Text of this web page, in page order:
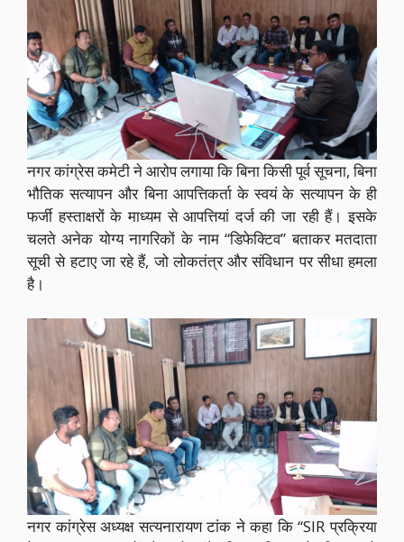
नगर कांग्रेस कमेटी ने आरोप लगाया कि बिना किसी पूर्व सूचना, बिना
भौतिक सत्यापन और बिना आपत्तिकर्ता के स्वयं के सत्यापन के ही
फर्जी हस्ताक्षरों के माध्यम से आपत्तियां दर्ज की जा रही हैं। इसके
चलते अनेक योग्य नागरिकों के नाम “डिफेक्टिव” बताकर मतदाता
सूची से हटाए जा रहे हैं, जो लोकतंत्र और संविधान पर सीधा हमला
है।
नगर कांग्रेस अध्यक्ष सत्यनारायण टांक ने कहा कि “SIR प्रक्रिया